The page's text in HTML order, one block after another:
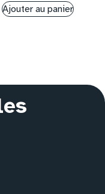
Ajouter au panier